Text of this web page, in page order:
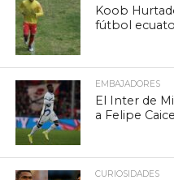
Koob
fútbol
EMBAJADORES
El Inter de
a Felipe
CURIOSIDADES